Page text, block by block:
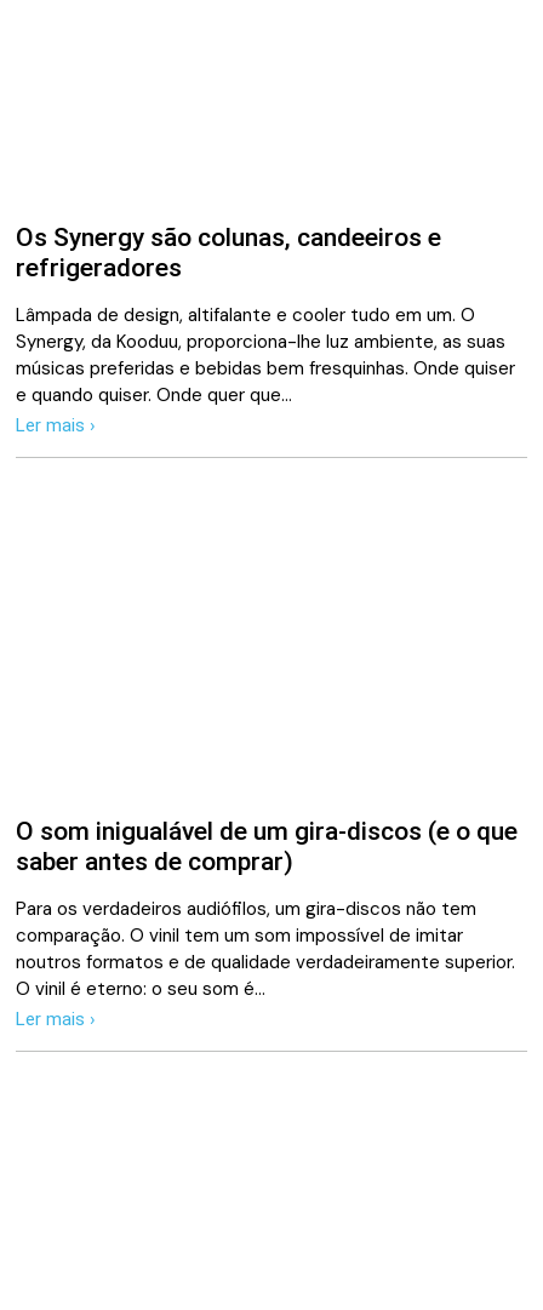
Os Synergy são colunas, candeeiros e
refrigeradores
Lâmpada de design, altifalante e cooler tudo em um. O
Synergy, da Kooduu, proporciona-lhe luz ambiente, as suas
músicas preferidas e bebidas bem fresquinhas. Onde quiser
e quando quiser. Onde quer que…
Ler mais ›
O som inigualável de um gira-discos (e o que
saber antes de comprar)
Para os verdadeiros audiófilos, um gira-discos não tem
comparação. O vinil tem um som impossível de imitar
noutros formatos e de qualidade verdadeiramente superior.
O vinil é eterno: o seu som é…
Ler mais ›